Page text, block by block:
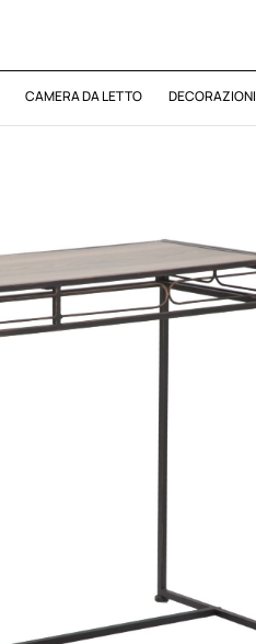
CAMERA DA LETTO DECORAZIONI